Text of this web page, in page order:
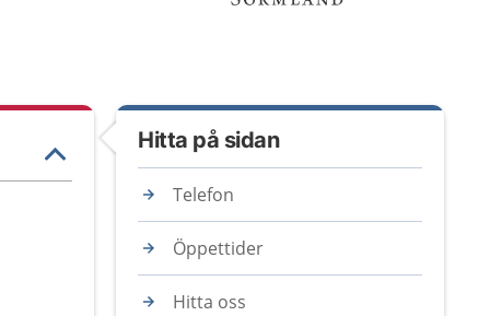
Hitta på sidan
Telefon
Öppettider
Hitta oss